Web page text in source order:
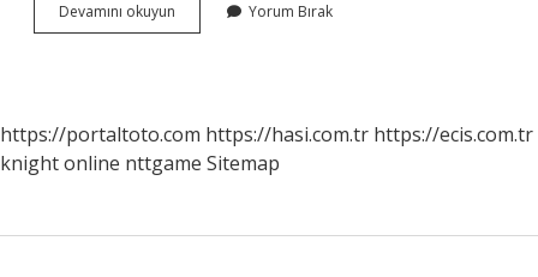
Devamını okuyun
Alkolsüz
Yorum Bırak
https://portaltoto.com https://hasi.com.tr https://ecis.com.tr
knight online nttgame Sitemap